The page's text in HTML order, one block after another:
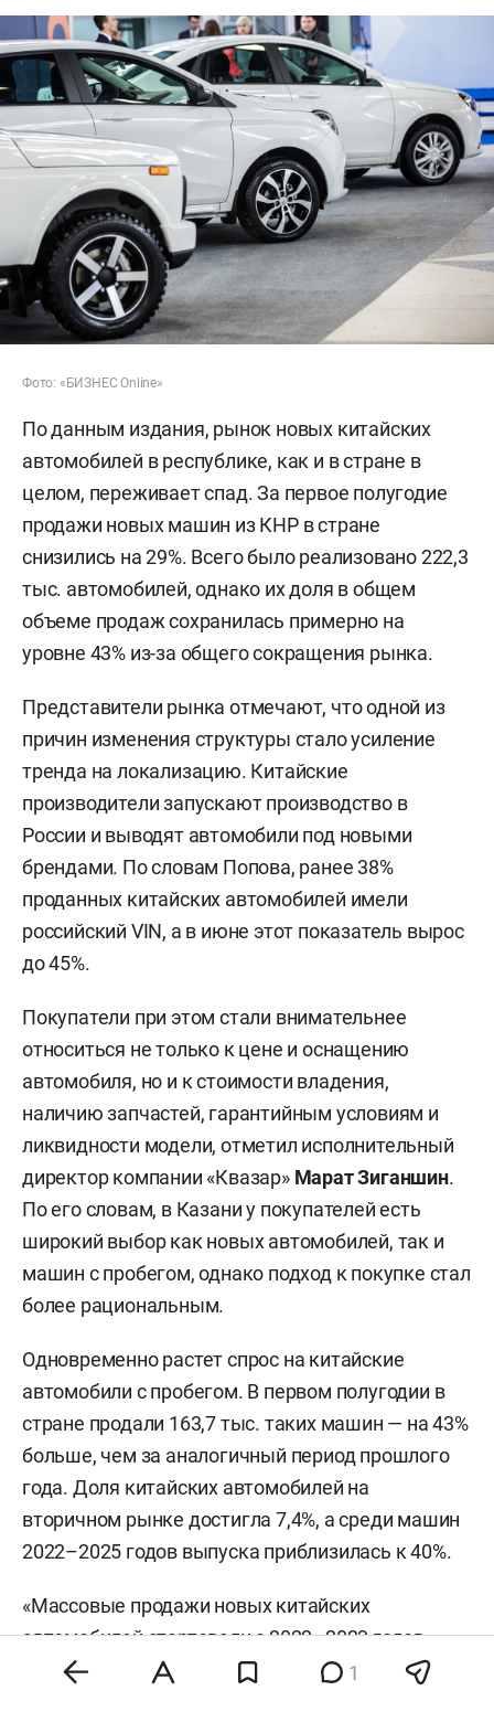
Фото: «БИЗНЕС Online»
По данным издания, рынок новых китайских
автомобилей в республике, как и в стране в
целом, переживает спад. За первое полугодие
продажи новых машин из КНР в стране
снизились на 29%. Всего было реализовано 222,3
тыс. автомобилей, однако их доля в общем
объеме продаж сохранилась примерно на
уровне 43% из-за общего сокращения рынка.
Представители рынка отмечают, что одной из
причин изменения структуры стало усиление
тренда на локализацию. Китайские
производители запускают производство в
России и выводят автомобили под новыми
брендами. По словам Попова, ранее 38%
проданных китайских автомобилей имели
российский VIN, а в июне этот показатель вырос
до 45%.
Покупатели при этом стали внимательнее
относиться не только к цене и оснащению
автомобиля, но и к стоимости владения,
наличию запчастей, гарантийным условиям и
ликвидности модели, отметил исполнительный
директор компании «Квазар» Марат Зиганшин.
По его словам, в Казани у покупателей есть
широкий выбор как новых автомобилей, так и
машин с пробегом, однако подход к покупке стал
более рациональным.
Одновременно растет спрос на китайские
автомобили с пробегом. В первом полугодии в
стране продали 163,7 тыс. таких машин — на 43%
больше, чем за аналогичный период прошлого
года. Доля китайских автомобилей на
вторичном рынке достигла 7,4%, а среди машин
2022–2025 годов выпуска приблизилась к 40%.
«Массовые продажи новых китайских
автомобилей стартовали с 2022–2023 годов —
сейчас именно они массово выходят на
1